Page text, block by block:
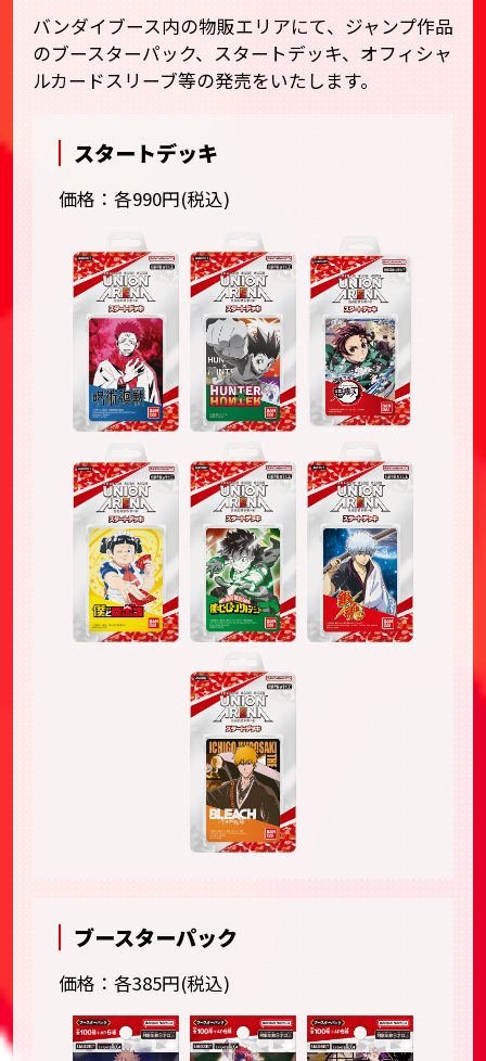
バンダイブース内の物販エリアにて、ジャンプ作品
のブースターパック、スタートデッキ、オフィシャ
ルカードスリーブ等の発売をいたします。
スタートデッキ
価格：各990円(税込)
ブースターパック
価格：各385円(税込)